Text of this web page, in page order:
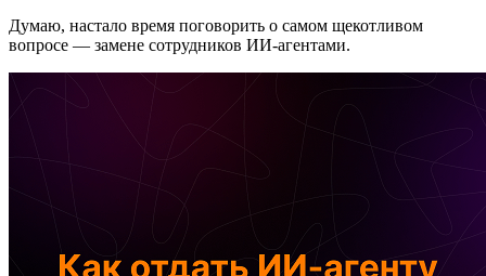
Думаю, настало время поговорить о самом щекотливом
вопросе — замене сотрудников ИИ-агентами.